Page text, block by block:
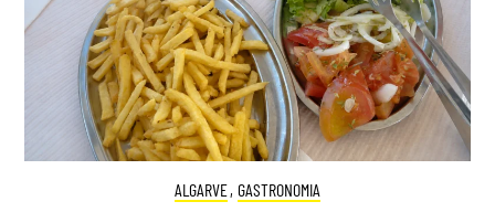
ALGARVE, GASTRONOMIA